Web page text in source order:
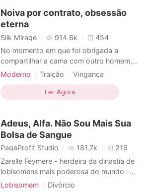
Damien construiu um império
Noiva por contrato, obsessão
eterna
Silk Mirage 914.6k
454
No momento em que foi obrigada a
compartilhar a cama com outro homem,
Bethany Roberts descobriu que seu
Acontecia que seu noivo e sua irmã haviam
traído sua confiança e conspirado juntos
nada a perder, Bethany fez um
Moderno Traição
Vingança
Rival no amor
Dramático
Ler Agora
Adeus, Alfa. Não Sou Mais Sua
Bolsa de Sangue
PageProfit Studio 181.7k
216
Zarelle Feymere - herdeira da dinastia de
lobisomens mais poderosa do mundo -
cometeu um único erro: se apaixonar por
Lobisomem
Divórcio